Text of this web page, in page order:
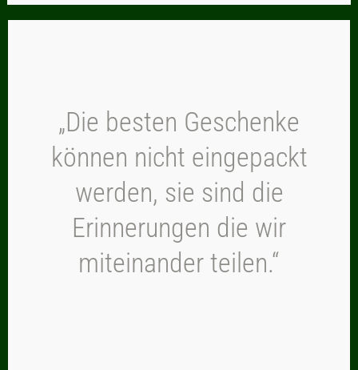
„Die besten Geschenke
können nicht eingepackt
werden, sie sind die
Erinnerungen die wir
miteinander teilen.“